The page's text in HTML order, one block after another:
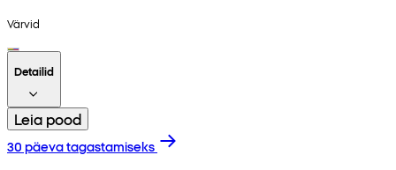
Värvid
Detailid
Leia pood
30 päeva tagastamiseks